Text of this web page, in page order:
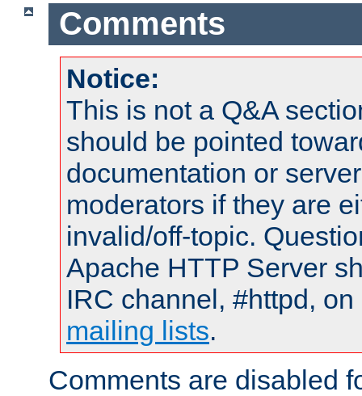
Comments
Notice:
This is not a Q&A
should be pointed
documentation or
moderators if they are
invalid/off-topic.
Apache HTTP Server
IRC channel, #httpd,
mailing lists.
Comments are disabled